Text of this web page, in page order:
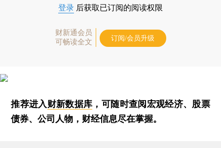
登录 后获取已订阅的阅读权限
财新通会员
可畅读全文
订阅/会员升级
推荐进入财新数据库 ，可随时查阅宏观经济、股票
债券、公司人物，财经信息尽在掌握。